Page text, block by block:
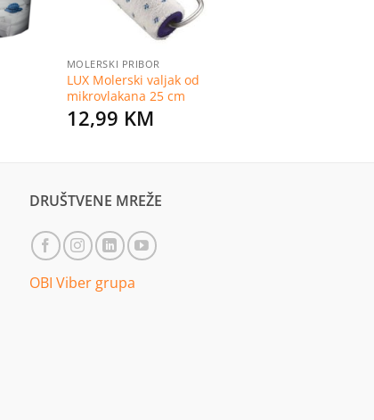
MOLERSKI PRIBOR
LUX Molerski valjak od
mikrovlakana 25 cm
12,99 KM
DRUŠTVENE MREŽE
OBI Viber grupa